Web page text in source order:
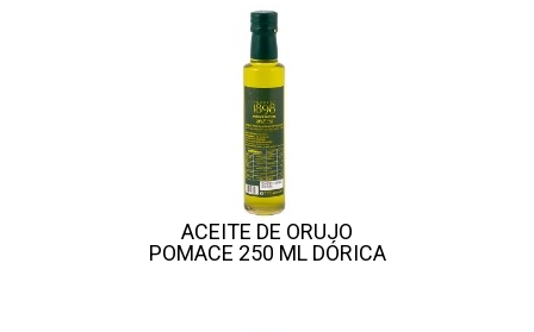
ACEITE DE ORUJO
POMACE 250 ML DÓRICA